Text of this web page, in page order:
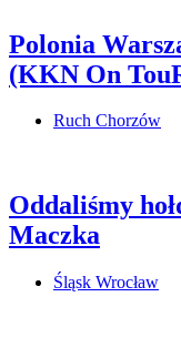
Polonia
(KKN On
Ruch Chorzów
Oddaliśmy
Maczka
Śląsk Wrocław